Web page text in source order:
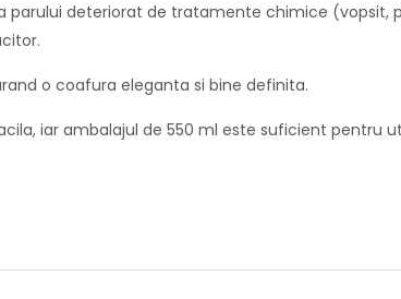
parului deteriorat de tratamente chimice
o coafura eleganta si bine definita.
iar ambalajul de 550 ml este suficient pentru